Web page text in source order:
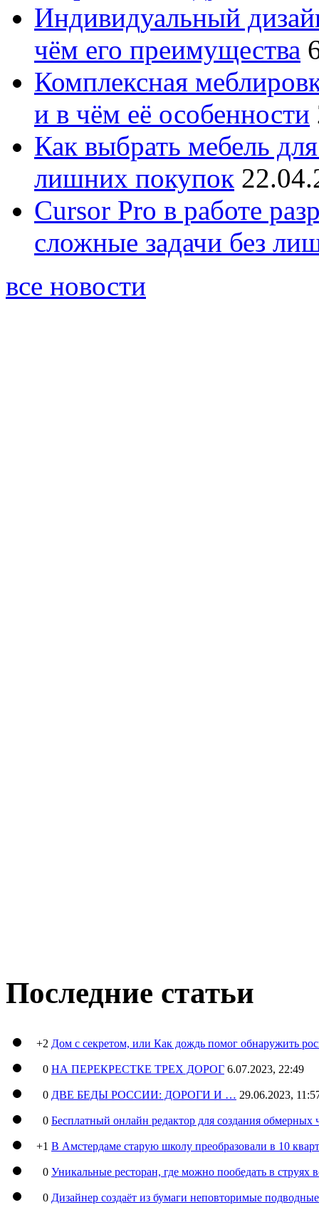
Индивидуальный
чём его преимущества
Комплексная
и в чём её особенности
Как выбрать мебель
лишних покупок
Cursor Pro в работе
сложные задачи без
все новости
Последние статьи
+2 Дом с секретом, или Как дождь помог обнаружить
0 НА ПЕРЕКРЕСТКЕ ТРЕХ ДОРОГ 6.07.2023, 22:49
0 ДВЕ БЕДЫ РОССИИ: ДОРОГИ И … 29.06.2023,
0 Бесплатный онлайн редактор для создания обмерных
+1 В Амстердаме старую школу преобразовали в 10
0 Уникальные ресторан, где можно пообедать в струях
0 Дизайнер создаёт из бумаги неповторимые